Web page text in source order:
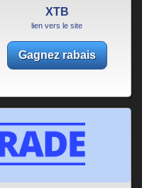
XTB
lien vers le site
Gagnez rabais